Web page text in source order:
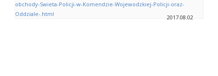
obchody-Swieta-Policji-w-Komendzie-Wojewodzkiej-Policji-oraz-
Oddziale-.html
2017.08.02